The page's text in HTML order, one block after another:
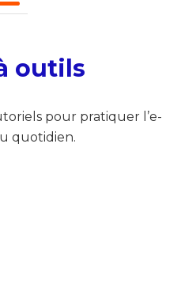
outils
pour pratiquer l’e-
quotidien.